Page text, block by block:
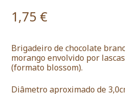
1,75 €
Brigadeiro de chocolate
morango envolvido por
(formato blossom).
Diâmetro aproximado de